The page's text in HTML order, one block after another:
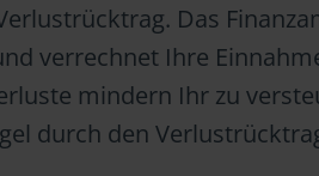
Das
verrechnet Ihre
mindern Ihr zu
durch den